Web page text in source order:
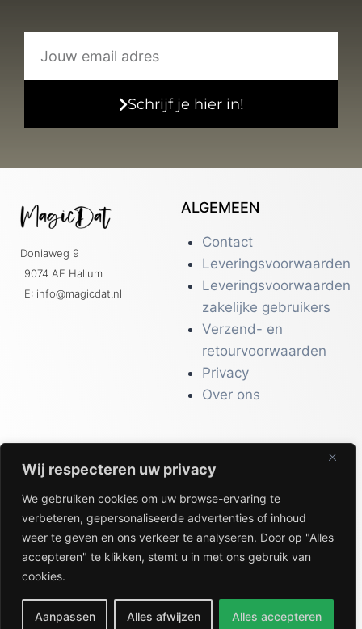
Wij respecteren uw privacy
We gebruiken cookies om uw browse-ervaring te
verbeteren, gepersonaliseerde advertenties of inhoud
weer te geven en ons verkeer te analyseren. Door op "Alles
accepteren" te klikken, stemt u in met ons gebruik van
cookies.
Aanpassen Alles afwijzen Alles accepteren
Schrijf je hier in!
Doniaweg 9
9074 AE Hallum
E: info@magicdat.nl
ALGEMEEN
Contact
Leveringsvoorwaarden
Leveringsvoorwaarden
zakelijke gebruikers
Verzend- en
retourvoorwaarden
Privacy
Over ons
CATALOGI
Workwear &
Veiligheid
Kantoor & Receptie
Gezondheid & Beauty
Keuken & Horeca